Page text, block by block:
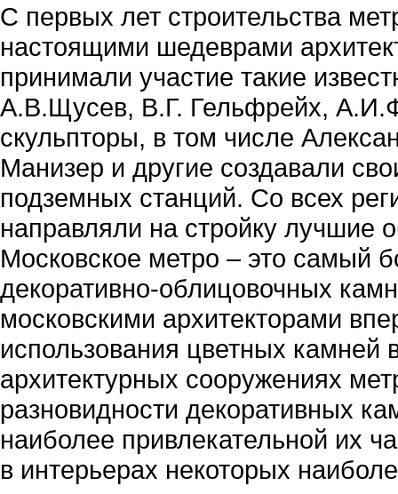
С первых лет строительства
настоящими шедеврами
принимали участие такие
А.В.Щусев, В.Г. Гельфрейх,
скульпторы, в том числе
Манизер и другие создавали
подземных станций. Со всех
направляли на стройку лучшие
Московское метро – это самый
декоративно-облицовочных
московскими архитекторами
использования цветных
архитектурных сооружениях
разновидности декоративных
наиболее привлекательной их
в интерьерах некоторых